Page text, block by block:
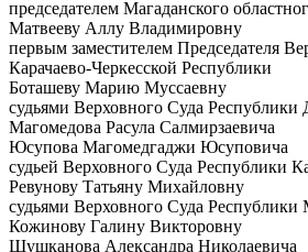
председателем Магаданского
Матвееву Аллу Владимировну
первым заместителем Председателя
Карачаево-Черкесской Республики
Боташеву Марию Муссаевну
судьями Верховного Суда Республики
Магомедова Расула Салмирзаевича
Юсупова Магомедгаджи Юсуповича
судьей Верховного Суда Республики
Ревунову Татьяну Михайловну
судьями Верховного Суда
Кожинову Галину Викторовну
Шушканова Александра Николаевича